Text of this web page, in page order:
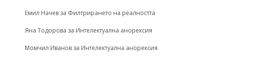
Емил Начевза Филтрирането на реалността
Яна Тодорова за Интелектуална анорексия
Момчил Ивановза Интелектуална анорексия